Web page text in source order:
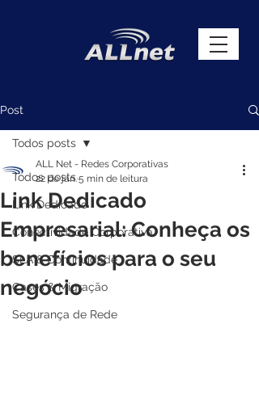
Post
Todos posts
Link Dedicado
Conectividade Corporativa
SLA & Continuidade
Cases & Migração
Segurança de Rede
Todos posts
Link Dedicado
Empresarial: Conheça os
benefícios para o seu
negócio
ALL Net - Redes Corporativas
22 de jan.5 min de leitura